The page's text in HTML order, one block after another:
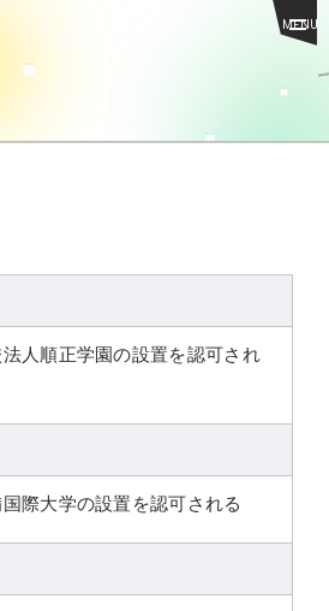
MENU
人順正学園の設置を認可され
際大学の設置を認可される